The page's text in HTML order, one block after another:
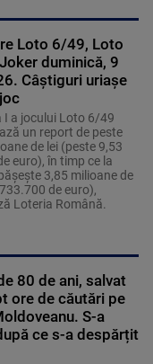
Loto 6/49, Loto
duminică, 9
Câștiguri uriașe
I a jocului Loto 6/49
un report de peste
de lei (peste 9,53
euro), în timp ce la
3,85 milioane de
de euro),
Loteria Română.
80 de ani, salvat
ore de căutări pe
S-a
ce s-a despărțit